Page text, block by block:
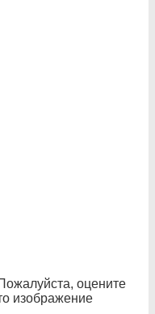
оцените
изображение